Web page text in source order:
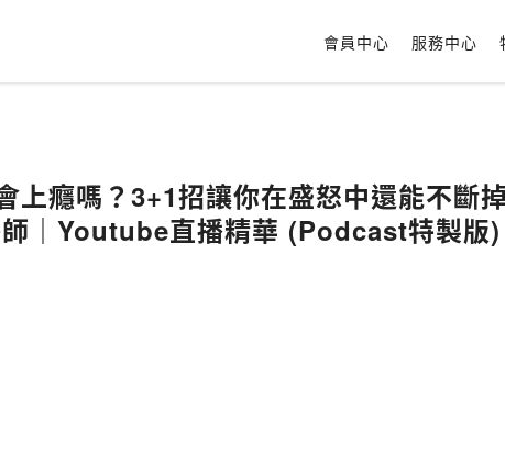
會員中心 服務中心
上癮嗎？3+1招讓你在盛怒中還能不斷
｜Youtube直播精華 (Podcast特製版